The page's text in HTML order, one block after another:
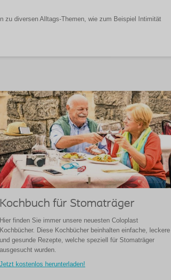
zu diversen Alltags-Themen, wie zum Beispiel Intimität
Kochbuch für Stomaträger
Hier finden Sie immer unsere neuesten Coloplast
Kochbücher. Diese Kochbücher beinhalten einfache, leckere
und gesunde Rezepte, welche speziell für Stomaträger
ausgesucht wurden.
Jetzt kostenlos herunterladen!